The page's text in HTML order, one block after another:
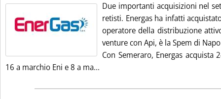
Due importanti acquisizioni nel
retisti. Energas ha infatti
operatore della distribuzione
venture con Api, è la Spem di
Con Semeraro, Energas acquista
16 a marchio Eni e 8 a ma...